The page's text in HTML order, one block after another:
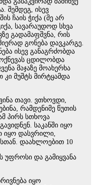
შემდეგ, ისევ
ჩაის ჭიქა (მე არ
სავარაუდოდ სხვა
გადამაფშვნა, რის
გონება დავკარგე.
ისევ განაგრძობდა
ცდილობდა
მაჯაზე მოახერხა
მუშტს მირტყამდა
თავი. ვთხოვდი,
რამდენიმე წუთის
პირს სთხოვა
საკანში იყო
იყო დასვრილი,
დაახლოებით 10
უფროსი და გამიყვანა
იყო